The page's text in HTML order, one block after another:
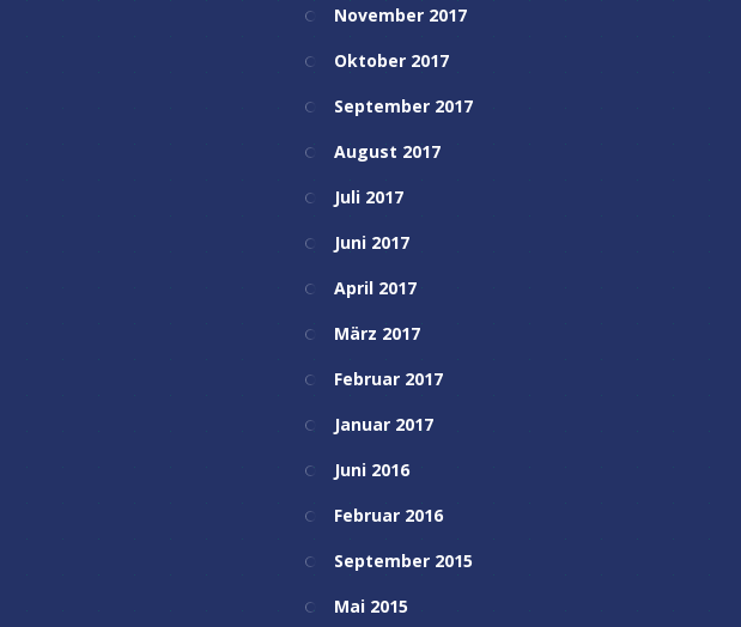
November 2017
Oktober 2017
September 2017
August 2017
Juli 2017
Juni 2017
April 2017
März 2017
Februar 2017
Januar 2017
Juni 2016
Februar 2016
September 2015
Mai 2015